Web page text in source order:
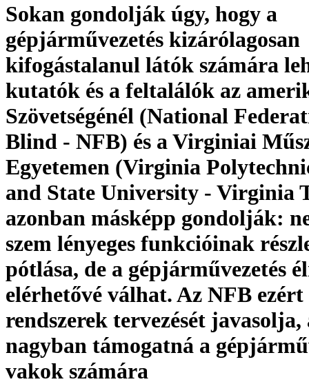
Sokan gondolják úgy, hogy a
gépjárművezetés kizárólagosan
kifogástalanul látók számára
kutatók és a feltalálók az
Szövetségénél (National
Blind - NFB) és a Virginiai
Egyetemen (Virginia
and State University - Virginia
azonban másképp gondolják:
szem lényeges funkcióinak
pótlása, de a gépjárművezetés
elérhetővé válhat. Az NFB
rendszerek tervezését
nagyban támogatná a
vakok számára